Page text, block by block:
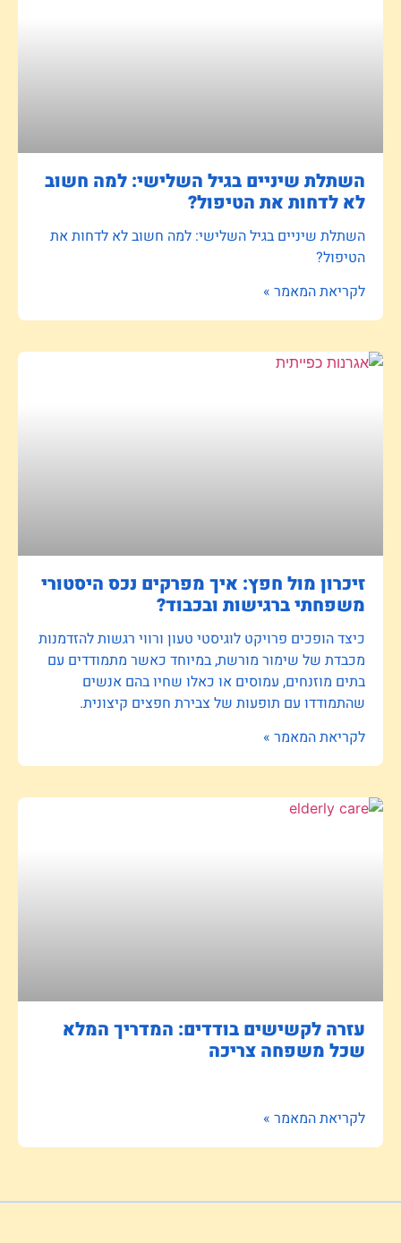
השתלת שיניים בגיל השלישי: למה חשוב
לא לדחות את הטיפול?
השתלת שיניים בגיל השלישי: למה חשוב לא לדחות את
הטיפול?
לקריאת המאמר »
זיכרון מול חפץ: איך מפרקים נכס היסטורי
משפחתי ברגישות ובכבוד?
כיצד הופכים פרויקט לוגיסטי טעון ורווי רגשות להזדמנות
מכבדת של שימור מורשת, במיוחד כאשר מתמודדים עם
בתים מוזנחים, עמוסים או כאלו שחיו בהם אנשים
שהתמודדו עם תופעות של צבירת חפצים קיצונית.
לקריאת המאמר »
עזרה לקשישים בודדים: המדריך המלא
שכל משפחה צריכה
לקריאת המאמר »